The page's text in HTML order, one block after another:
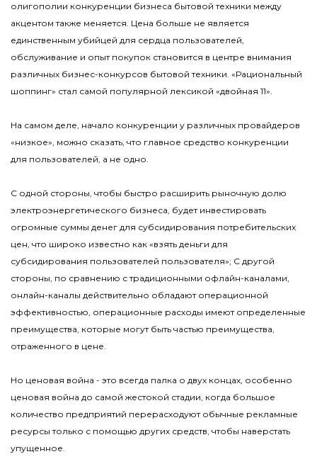
олигополии конкуренции бизнеса бытовой техники между
акцентом также меняется. Цена больше не является
единственным убийцей для сердца пользователей,
обслуживание и опыт покупок становится в центре внимания
различных бизнес-конкурсов бытовой техники. «Рациональный
шоппинг» стал самой популярной лексикой «двойная 11».
На самом деле, начало конкуренции у различных провайдеров
«низкое», можно сказать, что главное средство конкуренции
для пользователей, а не одно.
С одной стороны, чтобы быстро расширить рыночную долю
электроэнергетического бизнеса, будет инвестировать
огромные суммы денег для субсидирования потребительских
цен, что широко известно как «взять деньги для
субсидирования пользователей пользователя»; С другой
стороны, по сравнению с традиционными офлайн-каналами,
онлайн-каналы действительно обладают операционной
эффективностью, операционные расходы имеют определенные
преимущества, которые могут быть частью преимущества,
отраженного в цене.
Но ценовая война - это всегда палка о двух концах, особенно
ценовая война до самой жестокой стадии, когда большое
количество предприятий перерасходуют обычные рекламные
ресурсы только с помощью других средств, чтобы наверстать
упущенное.